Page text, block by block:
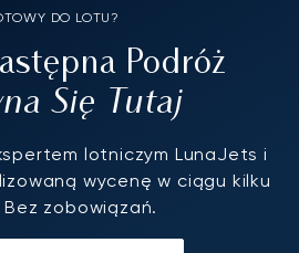
DO LOTU?
Podróż
Się Tutaj
lotniczym LunaJets i
wycenę w ciągu kilku
zobowiązań.